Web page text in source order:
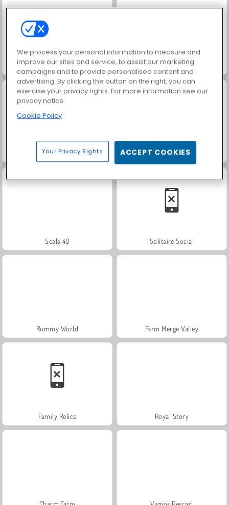
Trollface Quest: USA 2
Masha and the Bear: Meadows Paciência FRVR
Scala 40 Solitaire Social
Rummy World Farm Merge Valley
Family Relics Royal Story
We process your personal information to measure and
improve our sites and service, to assist our marketing
campaigns and to provide personalised content and
advertising. By clicking the button on the right, you can
exercise your privacy rights. For more information see our
privacy notice
Cookie Policy
Your Privacy Rights ACCEPT COOKIES